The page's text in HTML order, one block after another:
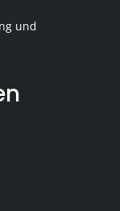
und